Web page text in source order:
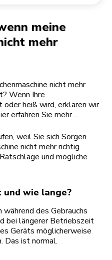
meine
mehr
nicht mehr
Wenn Ihre
oder heiß wird, erklären wir
erfahren Sie mehr ...
weil Sie sich Sorgen
nicht mehr richtig
und mögliche
und wie lange?
während des Gebrauchs
bei längerer Betriebszeit
Geräts möglicherweise
Das ist normal.